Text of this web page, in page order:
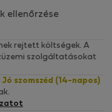
ellenőrzése
rejtett költségek. A
szolgáltatásokat
Jó szomszéd (14-napos)